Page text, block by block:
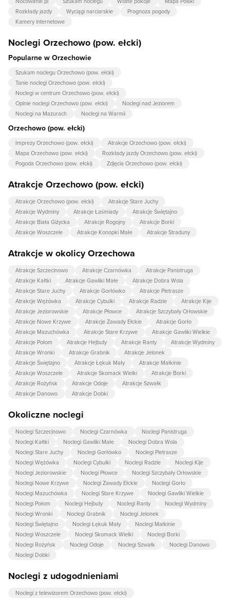
Rozkłady jazdy
Wyciągi narciarskie
Prognoza pogody
Kamery internetowe
Noclegi Orzechowo (pow. ełcki)
Popularne w Orzechowie
Szukam noclegu Orzechowo (pow. ełcki)
Tanie noclegi Orzechowo (pow. ełcki)
Noclegi w centrum Orzechowo (pow. ełcki)
Opinie noclegi Orzechowo (pow. ełcki)
Noclegi nad Jeziorem
Noclegi na Mazurach
Noclegi na Warmii
Orzechowo (pow. ełcki)
Imprezy Orzechowo (pow. ełcki)
Atrakcje Orzechowo (pow. ełcki)
Mapa Orzechowo (pow. ełcki)
Rozkłady jazdy Orzechowo (pow. ełcki)
Pogoda Orzechowo (pow. ełcki)
Zdjęcia Orzechowo (pow. ełcki)
Atrakcje Orzechowo (pow. ełcki)
Atrakcje Orzechowo (pow. ełcki)
Atrakcje Stare Juchy
Atrakcje Wydminy
Atrakcje Łaśmiady
Atrakcje Świętajno
Atrakcje Biała Giżycka
Atrakcje Rogojny
Atrakcje Borki
Atrakcje Woszczele
Atrakcje Konopki Małe Atrakcje Straduny
Atrakcje w okolicy Orzechowa
Atrakcje Szczecinowo Atrakcje Czarnówka
Atrakcje Panistruga
Atrakcje Kałtki
Atrakcje Gawliki Małe
Atrakcje Dobra Wola
Atrakcje Stare Juchy
Atrakcje Gorłówko
Atrakcje Pietrasze
Atrakcje Wężówka
Atrakcje Cybulki Atrakcje Radzie
Atrakcje Kije
Atrakcje Jeziorowskie
Atrakcje Płowce
Atrakcje Szczybały Orłowskie
Atrakcje Nowe Krzywe
Atrakcje Zawady Ełckie
Atrakcje Gorło
Atrakcje Mazuchówka
Atrakcje Stare Krzywe
Atrakcje Gawliki Wielkie
Atrakcje Połom
Atrakcje Hejbuty Atrakcje Ranty
Atrakcje Wydminy
Atrakcje Wronki
Atrakcje Grabnik
Atrakcje Jelonek
Atrakcje Świętajno
Atrakcje Łękuk Mały
Atrakcje Małkinie
Atrakcje Woszczele
Atrakcje Skomack Wielki
Atrakcje Borki
Atrakcje Rożyńsk
Atrakcje Odoje
Atrakcje Szwałk
Atrakcje Danowo
Atrakcje Dobki
Okoliczne noclegi
Noclegi Szczecinowo Noclegi Czarnówka
Noclegi Panistruga
Noclegi Kałtki
Noclegi Gawliki Małe
Noclegi Dobra Wola
Noclegi Stare Juchy
Noclegi Gorłówko
Noclegi Pietrasze
Noclegi Wężówka
Noclegi Cybulki Noclegi Radzie
Noclegi Kije
Noclegi Jeziorowskie
Noclegi Płowce
Noclegi Szczybały Orłowskie
Noclegi Nowe Krzywe
Noclegi Zawady Ełckie
Noclegi Gorło
Noclegi Mazuchówka
Noclegi Stare Krzywe
Noclegi Gawliki Wielkie
Noclegi Połom
Noclegi Hejbuty Noclegi Ranty
Noclegi Wydminy
Noclegi Wronki
Noclegi Grabnik
Noclegi Jelonek
Noclegi Świętajno
Noclegi Łękuk Mały
Noclegi Małkinie
Noclegi Woszczele
Noclegi Skomack Wielki
Noclegi Borki
Noclegi Rożyńsk
Noclegi Odoje Noclegi Szwałk
Noclegi Danowo
Noclegi Dobki
Noclegi z udogodnieniami
Noclegi z telewizorem Orzechowo (pow. ełcki)